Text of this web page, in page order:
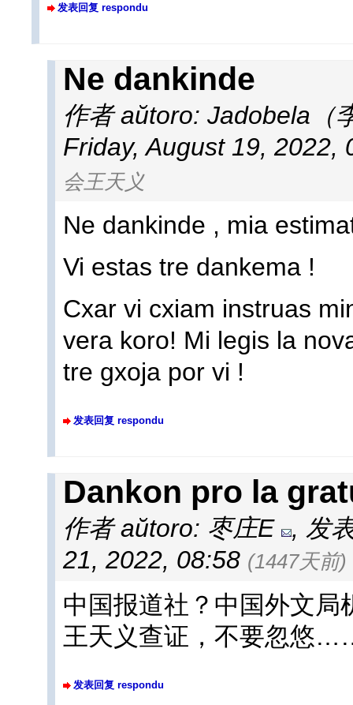
发表回复 respondu
Ne dankinde
作者 aŭtoro: Jadobela（
Friday, August 19, 2022,
会王天义
Ne dankinde , mia
Vi estas tre dankema !
Cxar vi cxiam instruas
vera koro! Mi legis la
tre gxoja por vi !
发表回复 respondu
Dankon pro la
作者 aŭtoro: 枣庄E , 发
21, 2022, 08:58 (1447天前)
中国报道社？中国外文局
王天义查证，不要忽悠
发表回复 respondu